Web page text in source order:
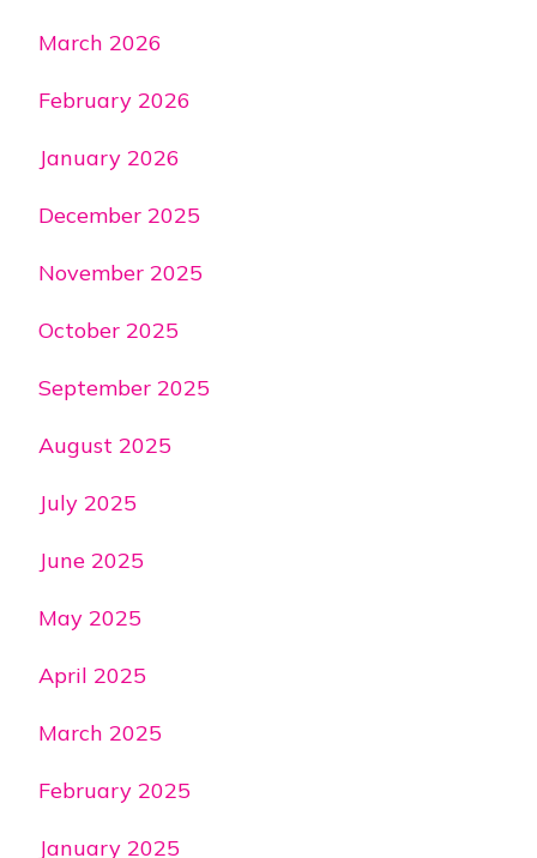
March 2026
February 2026
January 2026
December 2025
November 2025
October 2025
September 2025
August 2025
July 2025
June 2025
May 2025
April 2025
March 2025
February 2025
January 2025